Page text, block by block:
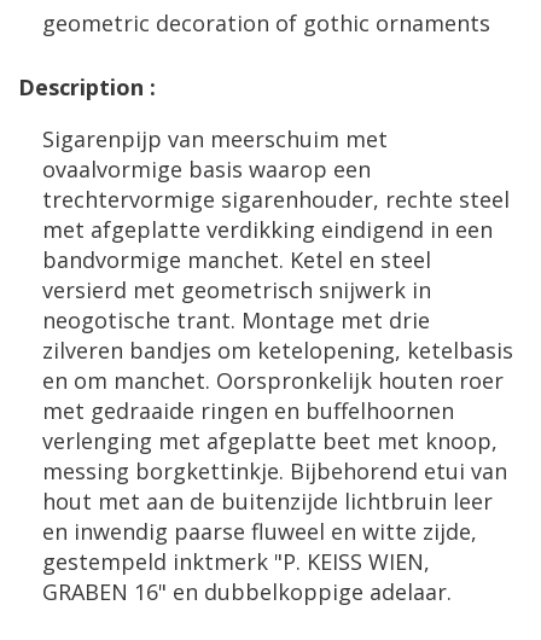
geometric decoration of gothic ornaments
Description :
Sigarenpijp van meerschuim met
ovaalvormige basis waarop een
trechtervormige sigarenhouder, rechte steel
met afgeplatte verdikking eindigend in een
bandvormige manchet. Ketel en steel
versierd met geometrisch snijwerk in
neogotische trant. Montage met drie
zilveren bandjes om ketelopening, ketelbasis
en om manchet. Oorspronkelijk houten roer
met gedraaide ringen en buffelhoornen
verlenging met afgeplatte beet met knoop,
messing borgkettinkje. Bijbehorend etui van
hout met aan de buitenzijde lichtbruin leer
en inwendig paarse fluweel en witte zijde,
gestempeld inktmerk "P. KEISS WIEN,
GRABEN 16" en dubbelkoppige adelaar.